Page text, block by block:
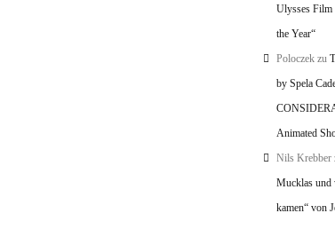
Ulysses Film
the Year“
Poloczek zu
by Spela
Animated
Nils Krebber
Mucklas und
kamen“ von